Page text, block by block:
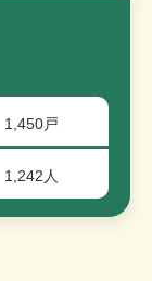
1,450戸
1,242人